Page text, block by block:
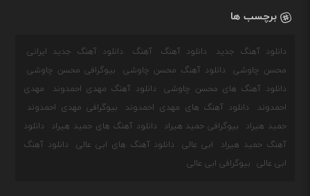
برچسب ها
دانلود آهنگ جدید دانلود آهنگ آهنگ
دانلود آهنگ جدید ایرانی
محسن چاوشی
دانلود آهنگ محسن چاوشی
بیوگرافی محسن چاوشی
دانلود آهنگ های محسن چاوشی
دانلود آهنگ مهدی احمدوند
مهدی
احمدوند
دانلود آهنگ های مهدی احمدوند
بیوگرافی مهدی احمدوند
حمید هیراد
بیوگرافی حمید هیراد دانلود آهنگ های حمید هیراد
دانلود
آهنگ حمید هیراد
ابی عالی دانلود آهنگ های ابی عالی
دانلود آهنگ
ابی عالی
بیوگرافی ابی عالی